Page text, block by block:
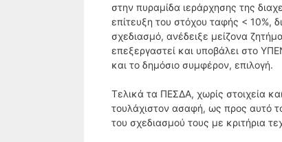
στην πυραμίδα ιεράρχησης της
επίτευξη του στόχου ταφής < 10%,
σχεδιασμό, ανέδειξε μείζονα
επεξεργαστεί και υποβάλει στο
και το δημόσιο συμφέρον, επιλογή.
Τελικά τα ΠΕΣΔΑ, χωρίς στοιχεία
τουλάχιστον ασαφή, ως προς αυτό
του σχεδιασμού τους με κριτήρια